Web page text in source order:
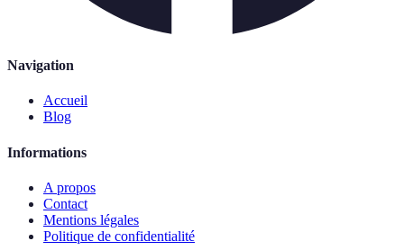
Navigation
Accueil
Blog
Informations
A propos
Contact
Mentions légales
Politique de confidentialité